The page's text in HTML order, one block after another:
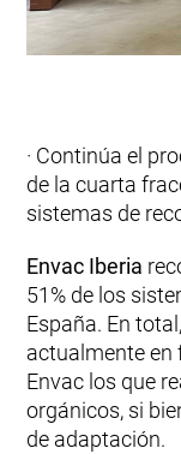
· Continúa el
de la cuarta
sistemas de
Envac Iberia
51% de los
España. En
actualmente en
Envac los que
orgánicos, si
de adaptación.